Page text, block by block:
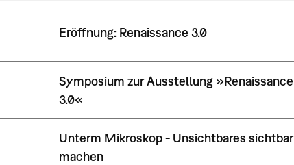
Eröffnung: Renaissance 3.0
Symposium zur Ausstellung »Renaissance
3.0«
Unterm Mikroskop - Unsichtbares sichtbar
machen